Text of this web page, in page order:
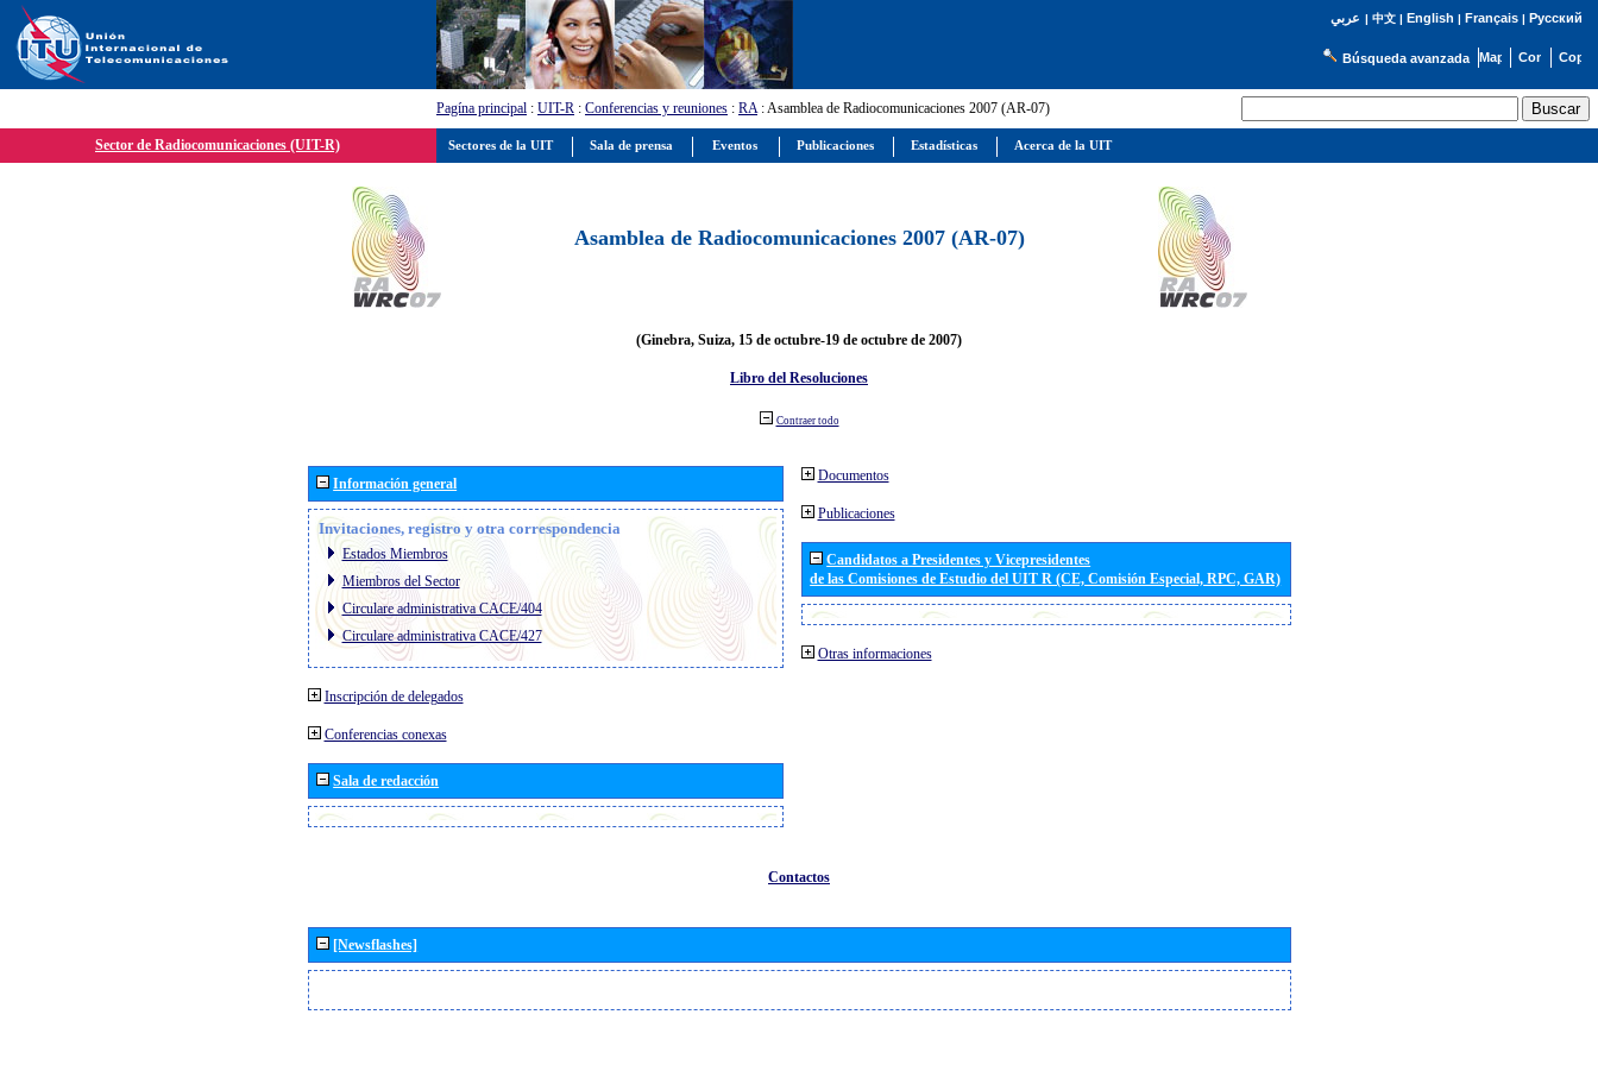
عربي | 中文| English | Français| Русский
Búsqueda avanzada
Pagína principal : UIT-R : Conferencias y reuniones : RA: Asamblea de Radiocomunicaciones 2007 (AR-07)
Sector de Radiocomunicaciones (UIT-R)
Asamblea de Radiocomunicaciones 2007 (AR-07)
(Ginebra, Suiza, 15 de octubre-19 de octubre de 2007)
Libro del Resoluciones
Contraer todo
Información general
Invitaciones, registro y otra correspondencia
Estados Miembros
Miembros del Sector
Circulare administrativa CACE/404
Circulare administrativa CACE/427
Inscripción de delegados
Conferencias conexas
Sala de redacción
Documentos
Publicaciones
Candidatos a Presidentes y Vicepresidentes
de las Comisiones de Estudio del UIT R (CE, Comisión Especial, RPC, GAR)
Otras informaciones
Contactos
[Newsflashes]
Sectores de la UIT Sala de prensa Eventos Publicaciones Estadísticas Acerca de la UIT